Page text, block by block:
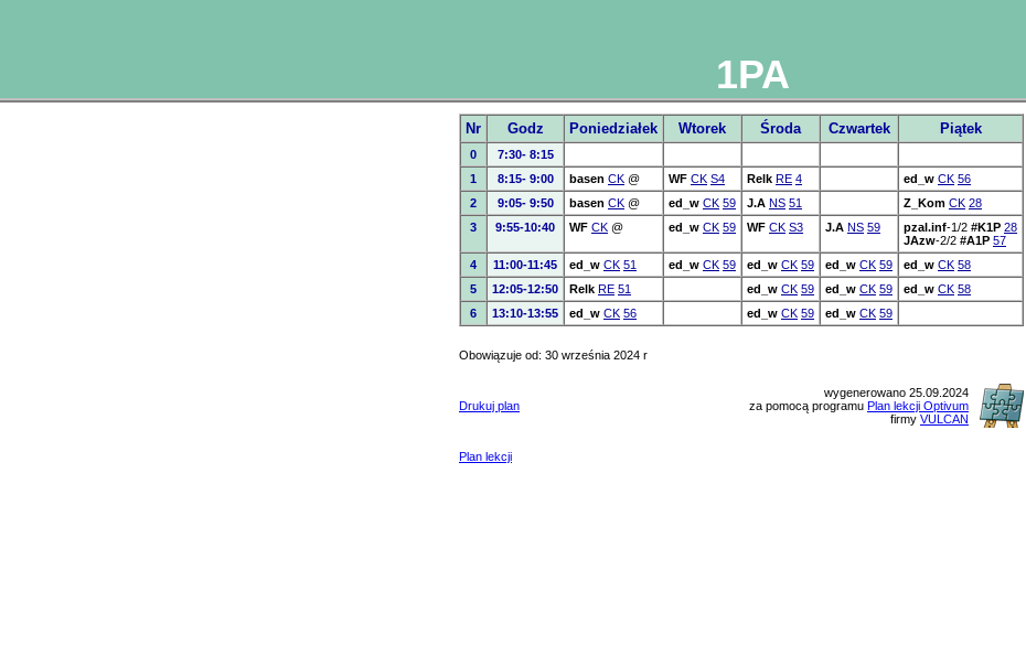
1PA
Nr Godz Poniedziałek Wtorek Środa Czwartek Piątek
0
7:30- 8:15
1
8:15- 9:00 basen CK @ WF CK S4 Relk RE 4 ed_w CK 56
2
9:05- 9:50 basen CK @ ed_w CK 59 J.A NS 51 Z_Kom CK 28
3
9:55-10:40 WF CK @ ed_w CK 59 WF CK S3 J.A NS 59 pzal.inf-1/2 #K1P 28
JAzw-2/2 #A1P 57
4
11:00-11:45 ed_w CK 51 ed_w CK 59 ed_w CK 59 ed_w CK 59 ed_w CK 58
5
12:05-12:50 Relk RE 51 ed_w CK 59 ed_w CK 59 ed_w CK 58
6
13:10-13:55 ed_w CK 56 ed_w CK 59 ed_w CK 59
Obowiązuje od: 30 września 2024 r
Drukuj plan
wygenerowano 25.09.2024
za pomocą programu Plan lekcji Optivum
firmy VULCAN
Plan lekcji